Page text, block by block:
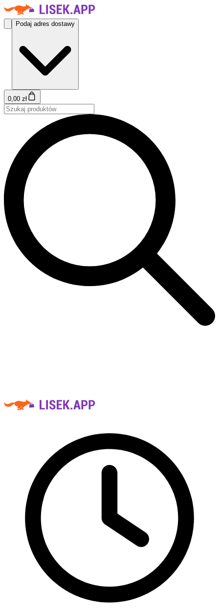
Podaj adres dostawy
0,00 zł